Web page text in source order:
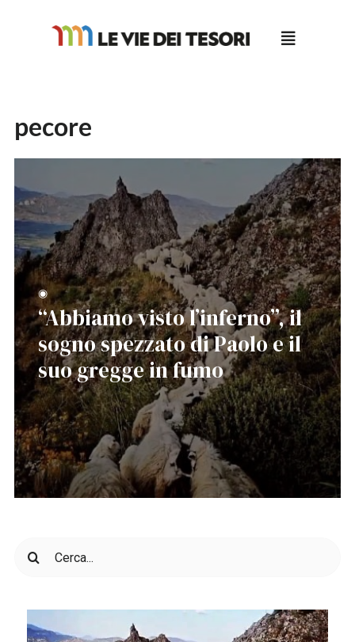
pecore
◉
“Abbiamo visto l’inferno”, il
sogno spezzato di Paolo e il
suo gregge in fumo
per: